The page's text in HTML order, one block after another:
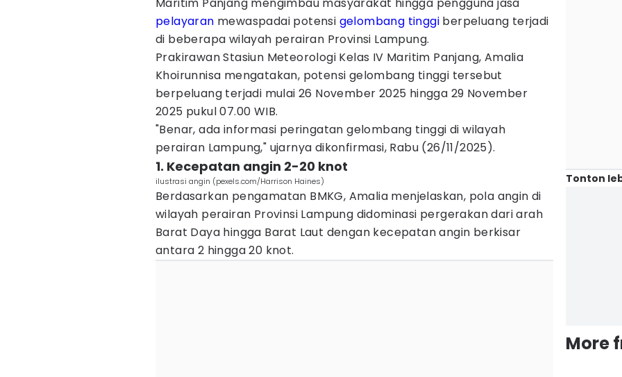
pelayaran mewaspadai potensi gelombang tinggi berpeluang terjadi
di beberapa wilayah perairan Provinsi Lampung.
Prakirawan Stasiun Meteorologi Kelas IV Maritim Panjang, Amalia
Khoirunnisa mengatakan, potensi gelombang tinggi tersebut
berpeluang terjadi mulai 26 November 2025 hingga 29 November
2025 pukul 07.00 WIB.
"Benar, ada informasi peringatan gelombang tinggi di wilayah
perairan Lampung," ujarnya dikonfirmasi, Rabu (26/11/2025).
1. Kecepatan angin 2-20 knot
ilustrasi angin (pexels.com/Harrison Haines)
Berdasarkan pengamatan BMKG, Amalia menjelaskan, pola angin di
wilayah perairan Provinsi Lampung didominasi pergerakan dari arah
Barat Daya hingga Barat Laut dengan kecepatan angin berkisar
antara 2 hingga 20 knot.
Tonton
More